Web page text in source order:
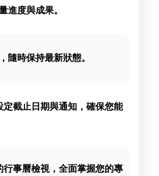
進度與成果。
隨時保持最新狀態。
截止日期與通知，確保您能
事曆檢視，全面掌握您的專